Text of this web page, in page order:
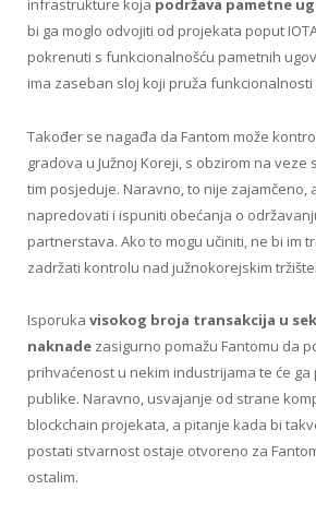
infrastrukture koja podržava pametne
bi ga moglo odvojiti od projekata poput
pokrenuti s funkcionalnošću pametnih
ima zaseban sloj koji pruža
Također se nagađa da Fantom može
gradova u Južnoj Koreji, s obzirom na veze
tim posjeduje. Naravno, to nije zajamčeno,
napredovati i ispuniti obećanja o
partnerstava. Ako to mogu učiniti, ne bi im
zadržati kontrolu nad južnokorejskim
Isporuka visokog broja transakcija u
naknade zasigurno pomažu Fantomu da
prihvaćenost u nekim industrijama te će
publike. Naravno, usvajanje od strane
blockchain projekata, a pitanje kada bi
postati stvarnost ostaje otvoreno za
ostalim.